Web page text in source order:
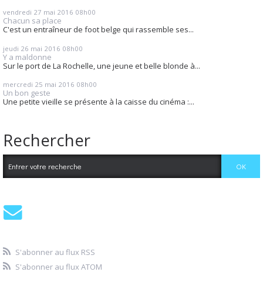
vendredi 27 mai 2016 08h00
Chacun sa place
C'est un entraîneur de foot belge qui rassemble ses...
jeudi 26 mai 2016 08h00
Y a maldonne
Sur le port de La Rochelle, une jeune et belle blonde à...
mercredi 25 mai 2016 08h00
Un bon geste
Une petite vieille se présente à la caisse du cinéma :...
Rechercher
S'abonner au flux RSS
S'abonner au flux ATOM